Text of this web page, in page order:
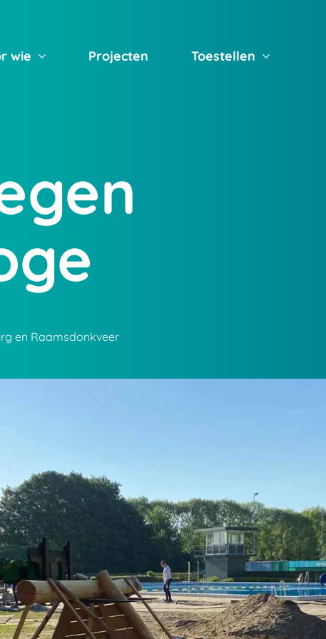
wie Projecten Toestellen
en Raamsdonkveer